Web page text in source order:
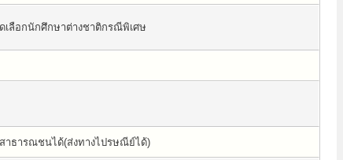
เลือกนักศึกษาต่างชาติกรณีพิเศษ
สาธารณชนได้(ส่งทางไปรษณีย์ได้)